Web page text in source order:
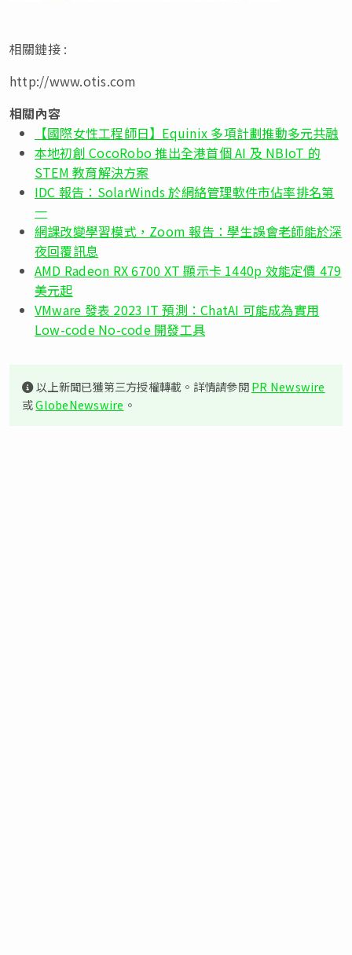
相關鏈接 :
http://www.otis.com
相關內容
【國際女性工程師日】Equinix 多項計劃推動多元共融
本地初創 CocoRobo 推出全港首個 AI 及 NBIoT 的
STEM 教育解決方案
IDC 報告：SolarWinds 於網絡管理軟件市佔率排名第
一
網課改變學習模式，Zoom 報告：學生誤會老師能於深
夜回覆訊息
AMD Radeon RX 6700 XT 顯示卡 1440p 效能定價 479
美元起
VMware 發表 2023 IT 預測：ChatAI 可能成為實用
Low-code No-code 開發工具
以上新聞已獲第三方授權轉載。詳情請參閱PR Newswire
或GlobeNewswire 。